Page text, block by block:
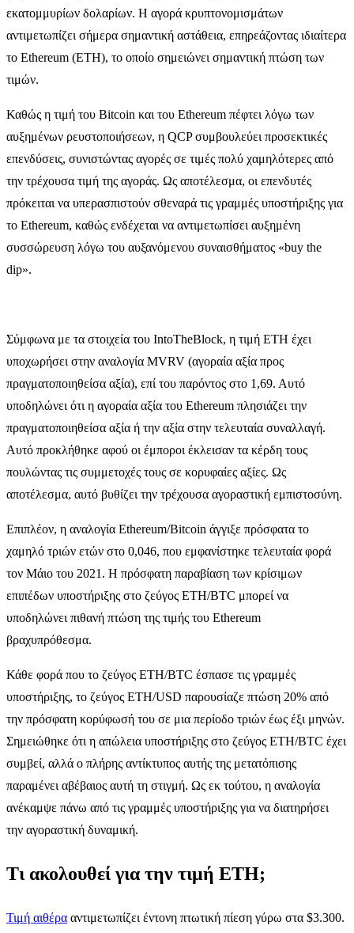
εκατομμυρίων δολαρίων. Η αγορά κρυπτονομισμάτων
αντιμετωπίζει σήμερα σημαντική αστάθεια, επηρεάζοντας ιδιαίτερα
το Ethereum (ETH), το οποίο σημειώνει σημαντική πτώση των
τιμών.
Καθώς η τιμή του Bitcoin και του Ethereum πέφτει λόγω των
αυξημένων ρευστοποιήσεων, η QCP συμβουλεύει προσεκτικές
επενδύσεις, συνιστώντας αγορές σε τιμές πολύ χαμηλότερες από
την τρέχουσα τιμή της αγοράς. Ως αποτέλεσμα, οι επενδυτές
πρόκειται να υπερασπιστούν σθεναρά τις γραμμές υποστήριξης για
το Ethereum, καθώς ενδέχεται να αντιμετωπίσει αυξημένη
συσσώρευση λόγω του αυξανόμενου συναισθήματος «buy the
dip».
Σύμφωνα με τα στοιχεία του IntoTheBlock, η τιμή ETH έχει
υποχωρήσει στην αναλογία MVRV (αγοραία αξία προς
πραγματοποιηθείσα αξία), επί του παρόντος στο 1,69. Αυτό
υποδηλώνει ότι η αγοραία αξία του Ethereum πλησιάζει την
πραγματοποιηθείσα αξία ή την αξία στην τελευταία συναλλαγή.
Αυτό προκλήθηκε αφού οι έμποροι έκλεισαν τα κέρδη τους
πουλώντας τις συμμετοχές τους σε κορυφαίες αξίες. Ως
αποτέλεσμα, αυτό βυθίζει την τρέχουσα αγοραστική εμπιστοσύνη.
Επιπλέον, η αναλογία Ethereum/Bitcoin άγγιξε πρόσφατα το
χαμηλό τριών ετών στο 0,046, που εμφανίστηκε τελευταία φορά
τον Μάιο του 2021. Η πρόσφατη παραβίαση των κρίσιμων
επιπέδων υποστήριξης στο ζεύγος ETH/BTC μπορεί να
υποδηλώνει πιθανή πτώση της τιμής του Ethereum
βραχυπρόθεσμα.
Κάθε φορά που το ζεύγος ETH/BTC έσπασε τις γραμμές
υποστήριξης, το ζεύγος ETH/USD παρουσίαζε πτώση 20% από
την πρόσφατη κορύφωσή του σε μια περίοδο τριών έως έξι μηνών.
Σημειώθηκε ότι η απώλεια υποστήριξης στο ζεύγος ETH/BTC έχει
συμβεί, αλλά ο πλήρης αντίκτυπος αυτής της μετατόπισης
παραμένει αβέβαιος αυτή τη στιγμή. Ως εκ τούτου, η αναλογία
ανέκαμψε πάνω από τις γραμμές υποστήριξης για να διατηρήσει
την αγοραστική δυναμική.
Τι ακολουθεί για την τιμή ETH;
Τιμή αιθέρα αντιμετωπίζει έντονη πτωτική πίεση γύρω στα $3.300.